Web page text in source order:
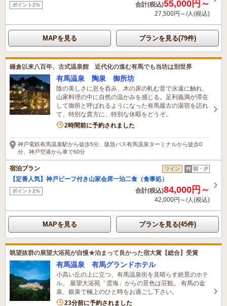
ポイント2% 合計(税込)55,000円～
27,500円～/人(税込)
MAPを見る プランを見る(79件)
鎌倉以来八百年、古式温泉館 近代化の進む有馬でも当坊は別世界
有馬温泉 陶泉 御所坊
陰の美しさに息を呑み、木の床の軋む音で永遠に触れ、
山家料理の中に自然の温かみを感じる。足利義満が滞在
して御所と呼ばれるようになった有馬最古の湯宿を訪れ
て、特別な貴方に、特別な休暇をどうぞ。
2名がこの宿を見ています
2時間前に予約されました
神戸電鉄有馬温泉駅から徒歩5分、阪急バス有馬温泉ターミナルから徒歩0
分、神戸空港から車で60分
宿泊プラン ツイン 朝・夕
【定番人気】神戸ビーフ付き山家会席一泊二食（食事処）
ポイント2% 合計(税込)84,000円～
42,000円～/人(税込)
MAPを見る プランを見る(45件)
眺望抜群の展望大浴苑が自慢★泊まって良かった宿大賞【総合】受賞
有馬温泉 有馬グランドホテル
小高い丘の上に立つ、有馬温泉街を見晴らす絶景のホテ
ル。 展望大浴苑「雲海」からの景色は荘観。 有馬の金
泉、銀泉で極上のひと時をお過ごし下さい。
9名がこの宿を見ています